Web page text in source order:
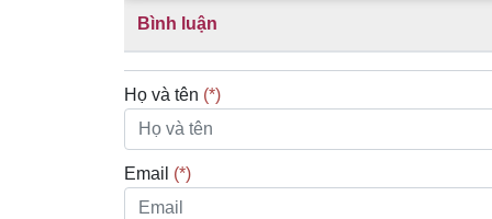
Bình luận
Họ và tên (*)
Email (*)